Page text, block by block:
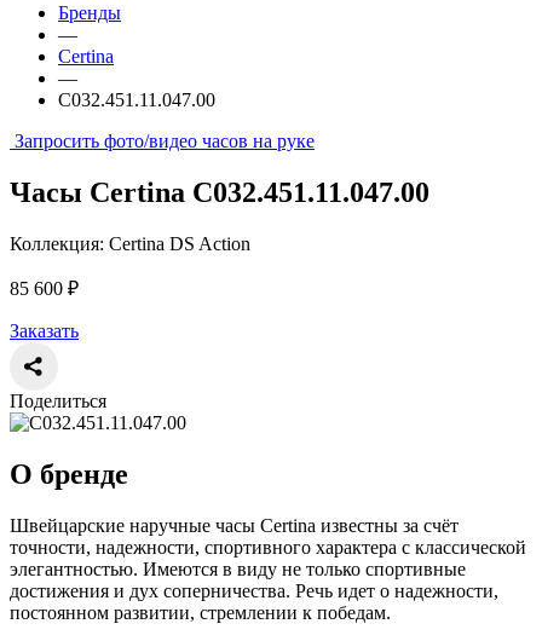
Бренды
—
Certina
—
C032.451.11.047.00
Запросить фото/видео часов на руке
Часы Certina C032.451.11.047.00
Коллекция: Certina DS Action
85 600 ₽
Заказать
Поделиться
О бренде
Швейцарские наручные часы Certina известны за счёт
точности, надежности, спортивного характера с классической
элегантностью. Имеются в виду не только спортивные
достижения и дух соперничества. Речь идет о надежности,
постоянном развитии, стремлении к победам.